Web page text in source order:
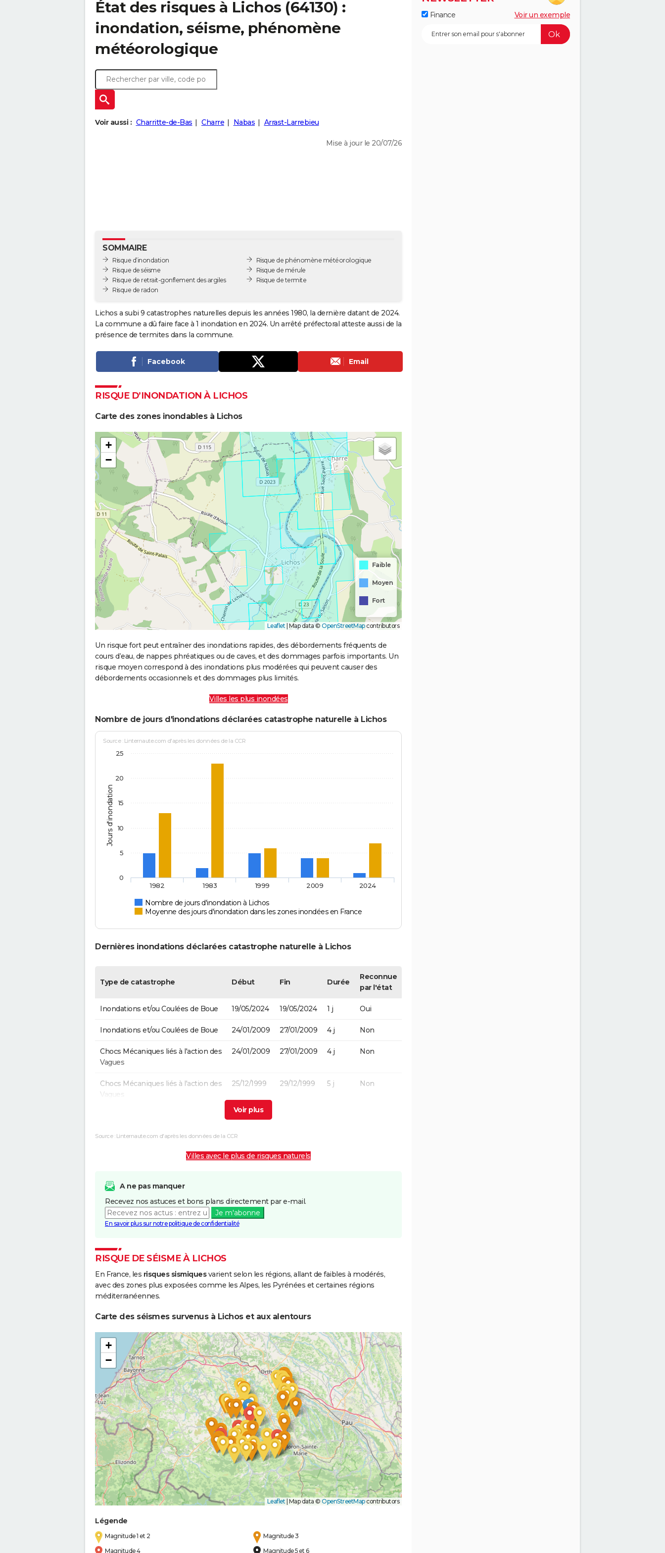
État des risques à Lichos (64130) :
inondation, séisme, phénomène
météorologique
Voir aussi : Charritte-de-Bas Charre Nabas Arrast-Larrebieu
Mise à jour le 20/07/26
SOMMAIRE
Risque d’inondation
Risque de séisme
Risque de retrait-gonflement des argiles
Risque de radon
Risque de phénomène météorologique
Risque de mérule
Risque de termite
Lichos a subi 9 catastrophes naturelles depuis les années 1980, la dernière datant de 2024.
La commune a dû faire face à 1 inondation en 2024. Un arrêté préfectoral atteste aussi de la
présence de termites dans la commune.
Facebook Email
RISQUE D’INONDATION À LICHOS
Carte des zones inondables à Lichos
+
−
Faible
Moyen
Fort
Leaflet | Map data © OpenStreetMapcontributors
Un risque fort peut entraîner des inondations rapides, des débordements fréquents de
cours d’eau, de nappes phréatiques ou de caves, et des dommages parfois importants. Un
risque moyen correspond à des inondations plus modérées qui peuvent causer des
débordements occasionnels et des dommages plus limités.
Villes les plus inondées
Nombre de jours d'inondations déclarées catastrophe naturelle à Lichos
Jours d'inondation
Source : Linternaute.com d'après les données de la CCR
Nombre de jours d'inondation à Lichos
Moyenne des jours d'inondation dans les zones inondées en France
1982 1983 1999 2009 2024
0
5
10
15
20
25
Dernières inondations déclarées catastrophe naturelle à Lichos
Type de catastrophe Début Fin Durée
Reconnue
par l'état
Inondations et/ou Coulées de Boue 19/05/2024 19/05/2024 1 j Oui
Inondations et/ou Coulées de Boue 24/01/2009 27/01/2009 4 j Non
Chocs Mécaniques liés à l'action des
Vagues
24/01/2009 27/01/2009 4 j Non
Chocs Mécaniques liés à l'action des
Vagues
25/12/1999 29/12/1999 5 j Non
17/07/1983
Inondations et/ou Coulées de Boue 06/11/1982
Source : Linternaute.com d'après les données de la CCR
Villes avec le plus de risques naturels
A ne pas manquer
Recevez nos astuces et bons plans directement par e-mail.
Je m'abonne
En savoir plus sur notre politique de confidentialité
RISQUE DE SÉISME À LICHOS
En France, les risques sismiquesvarient selon les régions, allant de faibles à modérés,
avec des zones plus exposées comme les Alpes, les Pyrénées et certaines régions
méditerranéennes.
Carte des séismes survenus à Lichos et aux alentours
+
−
Leaflet | Map data © OpenStreetMapcontributors
Légende
Magnitude 1 et 2
Magnitude 3
Magnitude 4
Magnitude 5 et 6
Finance Voir un exemple